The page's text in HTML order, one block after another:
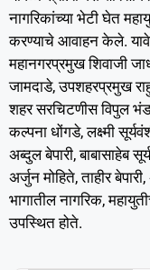
नागरिकांच्या भेटी घेत
करण्याचे आवाहन केले.
महानगरप्रमुख शिवाजी
जामदाडे, उपशहरप्रमुख
शहर सरचिटणीस विपुल
कल्पना धोंगडे, लक्ष्मी
अब्दुल बेपारी, बाबासाहेब
अर्जुन मोहिते, ताहीर
भागातील नागरिक,
उपस्थित होते.